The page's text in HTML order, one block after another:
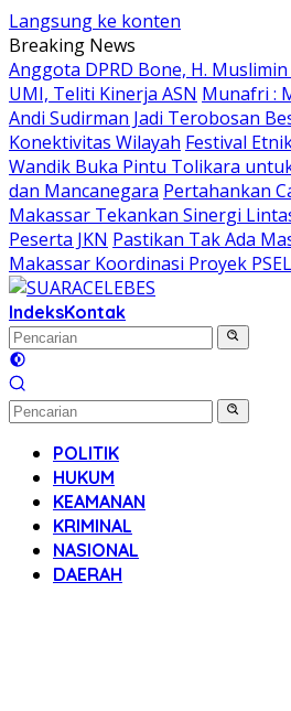
Langsung ke konten
Breaking News
Anggota DPRD Bone, H.
UMI, Teliti Kinerja ASN Munafri :
Andi Sudirman Jadi Terobosan
Konektivitas Wilayah Festival
Wandik Buka Pintu Tolikara
dan Mancanegara Pertahankan
Makassar Tekankan Sinergi
Peserta JKN Pastikan Tak Ada
Makassar Koordinasi Proyek
IndeksKontak
POLITIK
HUKUM
KEAMANAN
KRIMINAL
NASIONAL
DAERAH